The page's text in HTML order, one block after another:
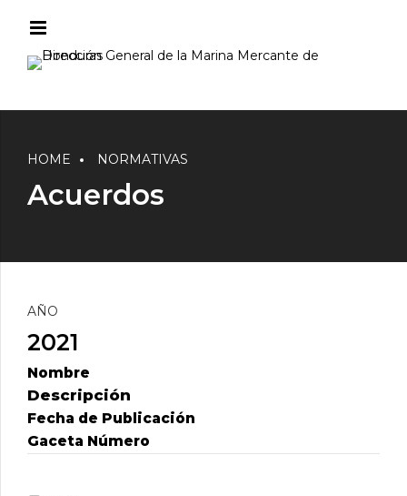
HOME NORMATIVAS
Acuerdos
AÑO
2021
Nombre
Descripción
Fecha de Publicación
Gaceta Número